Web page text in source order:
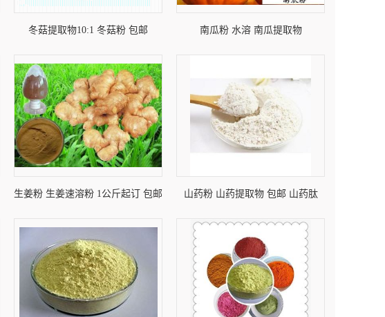
冬菇提取物10:1 冬菇粉 包邮 南瓜粉 水溶 南瓜提取物
生姜粉 生姜速溶粉 1公斤起订 包邮 山药粉 山药提取物 包邮 山药肽